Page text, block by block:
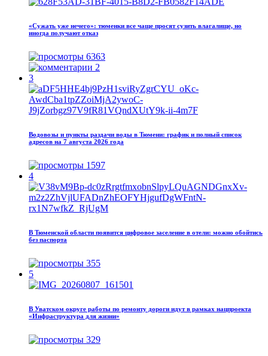
«Сужать уже нечего»: тюменки все чаще просят сузить влагалище, но
иногда получают отказ
6363
2
3
Водовозы и пункты раздачи воды в Тюмени: график и полный список
адресов на 7 августа 2026 года
1597
4
В Тюменской области появится цифровое заселение в отели: можно обойтись
без паспорта
355
5
В Уватском округе работы по ремонту дороги идут в рамках нацпроекта
«Инфраструктура для жизни»
329